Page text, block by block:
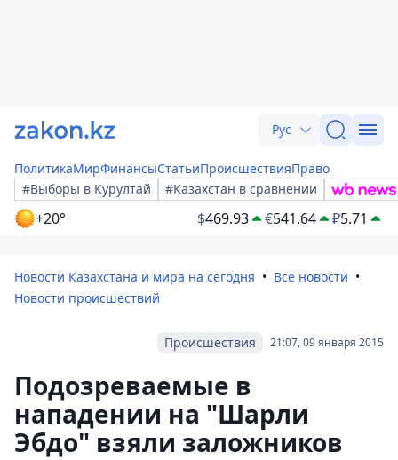
Рус
ПолитикаМирФинансыСтатьиПроисшествияПраво
#Выборы в Курултай
#Казахстан в сравнении
+20° $469.93 €541.64 ₽5.71
Новости Казахстана и мира на сегодня
Все новости
Новости происшествий
21:07, 09 января 2015
Происшествия
Подозреваемые в
нападении на "Шарли
Эбдо" взяли заложников